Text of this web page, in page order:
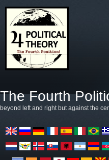
The Fourth
beyond left and right but against the